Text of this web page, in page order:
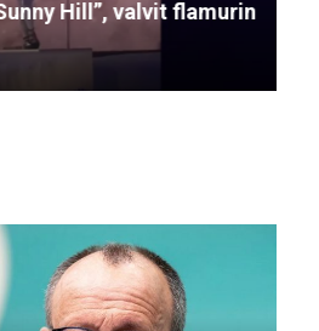
Hill”, valvit flamurin